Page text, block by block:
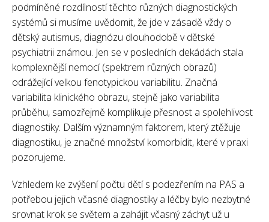
podmíněné rozdílností těchto různých diagnostických
systémů si musíme uvědomit, že jde v zásadě vždy o
dětský autismus, diagnózu dlouhodobě v dětské
psychiatrii známou. Jen se v posledních dekádách stala
komplexnější nemocí (spektrem různých obrazů)
odrážející velkou fenotypickou variabilitu. Značná
variabilita klinického obrazu, stejně jako variabilita
průběhu, samozřejmě komplikuje přesnost a spolehlivost
diagnostiky. Dalším významným faktorem, který ztěžuje
diagnostiku, je značné množství komorbidit, které v praxi
pozorujeme.
Vzhledem ke zvýšení počtu dětí s podezřením na PAS a
potřebou jejich včasné diagnostiky a léčby bylo nezbytné
srovnat krok se světem a zahájit včasný záchyt už u